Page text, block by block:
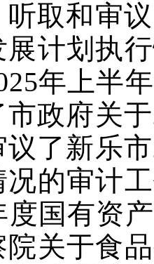
取和审议
展计划执
年上半
市政府关于
了 新乐市
况的审计
度国有资
院关于食